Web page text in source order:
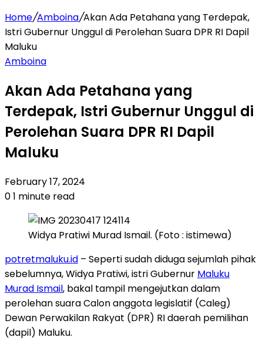
Home/Amboina/Akan Ada Petahana yang Terdepak,
Istri Gubernur Unggul di Perolehan Suara DPR RI Dapil
Maluku
Amboina
Akan Ada Petahana yang
Terdepak, Istri Gubernur Unggul di
Perolehan Suara DPR RI Dapil
Maluku
February 17, 2024
01 minute read
Widya Pratiwi Murad Ismail. (Foto : istimewa)
potretmaluku.id – Seperti sudah diduga sejumlah pihak
sebelumnya, Widya Pratiwi, istri Gubernur Maluku
Murad Ismail, bakal tampil mengejutkan dalam
perolehan suara Calon anggota legislatif (Caleg)
Dewan Perwakilan Rakyat (DPR) RI daerah pemilihan
(dapil) Maluku.